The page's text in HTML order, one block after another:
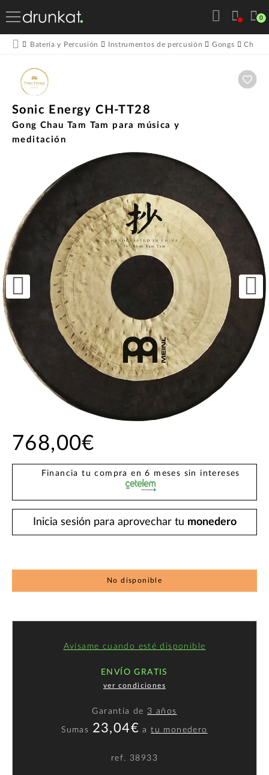
0
Batería y Percusión Instrumentos de percusión Gongs Chau
Sonic Energy CH-TT28
Gong Chau Tam Tam para música y
meditación
768,00€
Financia tu compra en 6 meses sin intereses
Inicia sesión para aprovechar tu monedero
No disponible
Avísame cuando esté disponible
ENVÍO GRATIS
ver condiciones
Garantía de 3 años
Sumas 23,04€ atu monedero
ref. 38933